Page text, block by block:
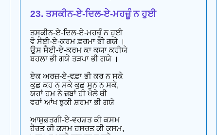
23. ਤਸਕੀਨ-ਏ-ਦਿਲ-ਏ-ਮਹਜ਼ੂੰ ਨ ਹੁਈ
ਤਸਕੀਨ-ਏ-ਦਿਲ-ਏ-ਮਹਜ਼ੂੰ ਨ ਹੁਈ
ਵੋ ਸੈਈ-ਏ-ਕਰਮ ਫ਼ਰਮਾ ਭੀ ਗਯੇ ।
ਉਸ ਸੈਈ-ਏ-ਕਰਮ ਕਾ ਕਯਾ ਕਹੀਯੇ
ਬਹਲਾ ਭੀ ਗਯੇ ਤੜਪਾ ਭੀ ਗਯੇ ।
ਏਕ ਅਰਜ਼-ਏ-ਵਫ਼ਾ ਭੀ ਕਰ ਨ ਸਕੇ
ਕੁਛ ਕਹ ਨ ਸਕੇ ਕੁਛ ਸੁਨ ਨ ਸਕੇ,
ਯਹਾਂ ਹਮ ਨੇ ਜ਼ਬਾਂ ਹੀ ਖੋਲੇ ਥੀ
ਵਹਾਂ ਆਂਖ ਝੁਕੀ ਸ਼ਰਮਾ ਭੀ ਗਯੇ
ਆਸ਼ੁਫ਼ਤਗੀ-ਏ-ਵਹਸ਼ਤ ਕੀ ਕਸਮ
ਹੈਰਤ ਕੀ ਕਸਮ ਹਸਰਤ ਕੀ ਕਸਮ,